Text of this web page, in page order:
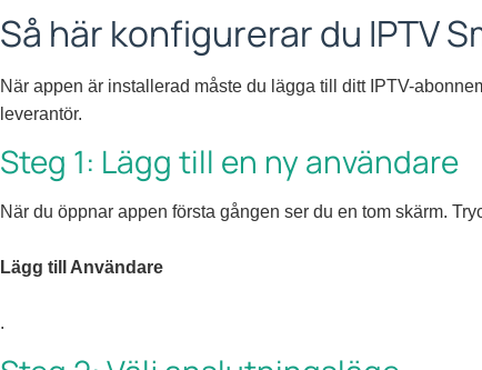
Så här konfigurerar du IPTV
När appen är installerad måste du lägga till ditt IPTV-
leverantör.
Steg 1: Lägg till en ny användare
När du öppnar appen första gången ser du en tom skärm.
Lägg till Användare
.